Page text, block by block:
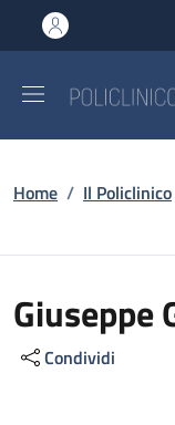
al contenuto
to footer content
Briciole di
Home / Il Policlinico
Giuseppe
Condividi